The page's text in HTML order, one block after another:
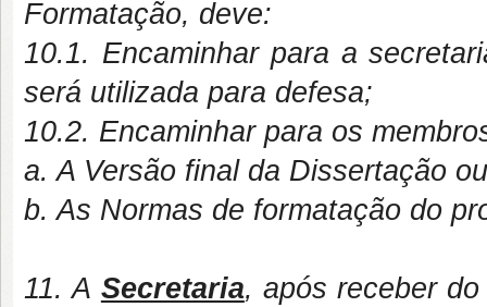
Formatação, deve:
10.1. Encaminhar para a
será utilizada para defesa;
10.2. Encaminhar para os
a. A Versão final da Dissertação
b. As Normas de formatação do
11. A Secretaria, após receber